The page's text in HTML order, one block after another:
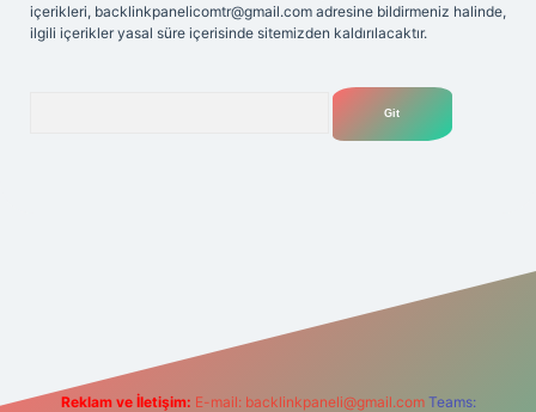
içerikleri, backlinkpanelicomtr@gmail.com adresine bildirmeniz halinde,
ilgili içerikler yasal süre içerisinde sitemizden kaldırılacaktır.
Reklam ve İletişim: E-mail: backlinkpaneli@gmail.com Teams: